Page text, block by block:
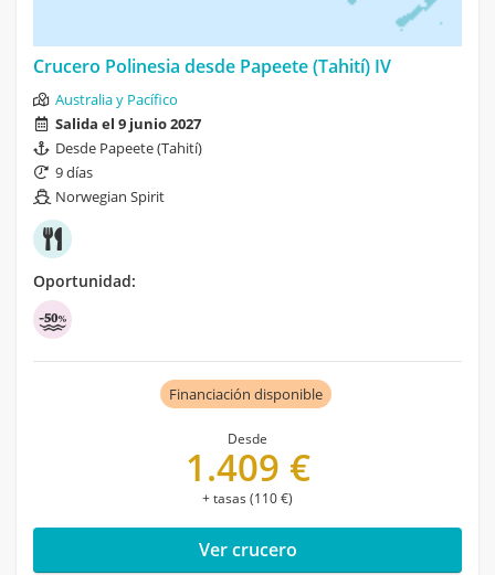
Crucero Polinesia desde Papeete (Tahití) IV
Australia y Pacífico
Salida el 9 junio 2027
Desde Papeete (Tahití)
9 días
Norwegian Spirit
Oportunidad:
Financiación disponible
Desde
1.409 €
+ tasas (110 €)
Ver crucero